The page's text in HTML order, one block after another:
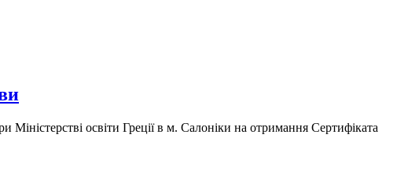
освіти Греції в м. Салоніки на отримання Сертифіката